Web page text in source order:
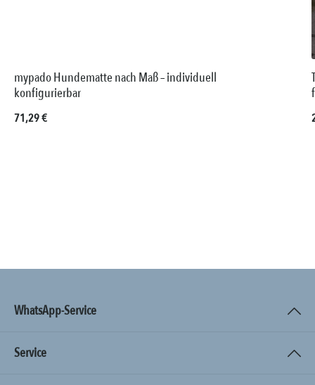
mypado Hundematte nach Maß – individuell
konfigurierbar
Regulärer Preis:
71,29 €
WhatsApp-Service
Service